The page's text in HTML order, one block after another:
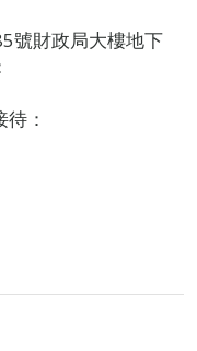
號財政局大樓地下
：